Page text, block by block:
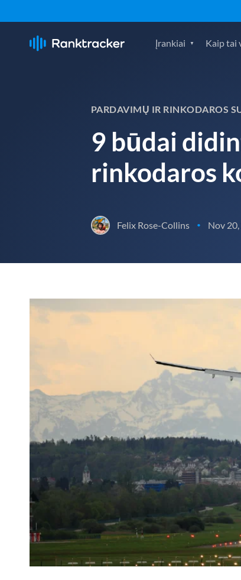
Įrankiai Kaip tai
PARDAVIMŲ IR RINKODAROS
9 būdai
rinkodaros
Felix Rose-Collins • Nov